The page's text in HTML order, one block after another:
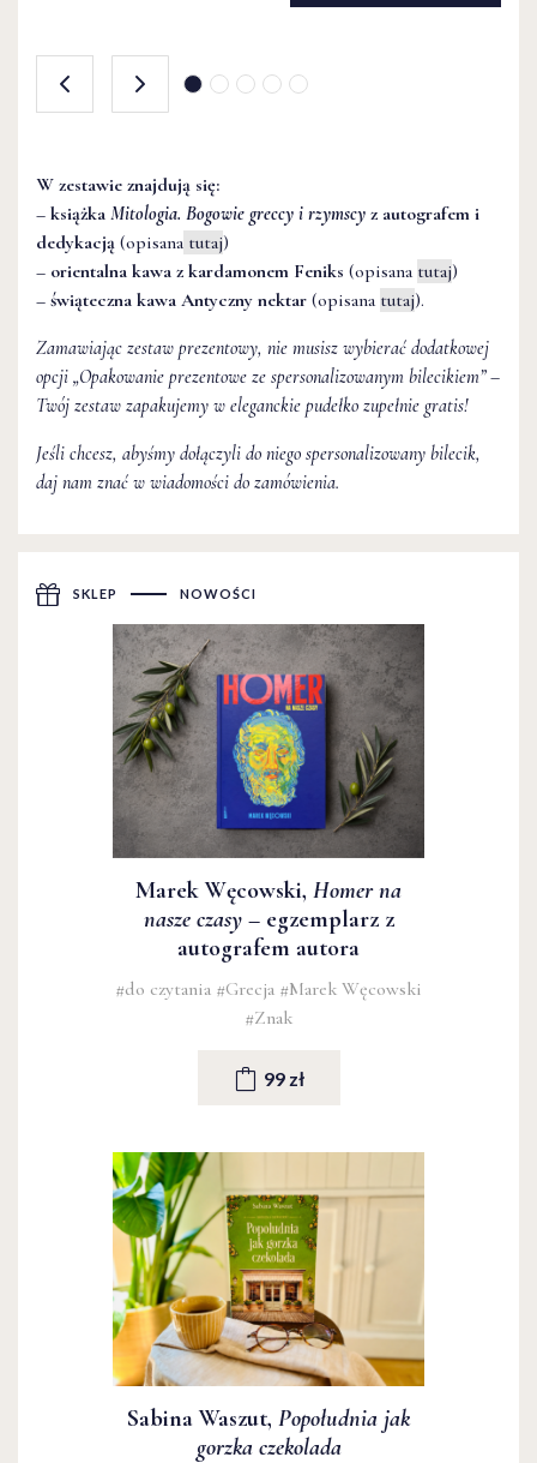
W zestawie znajdują się:
– książka Mitologia. Bogowie greccy i rzymscy z autografem i
dedykacją (opisana tutaj)
– orientalna kawa z kardamonem Feniks (opisana tutaj)
– świąteczna kawa Antyczny nektar (opisana tutaj).
Zamawiając zestaw prezentowy, nie musisz wybierać dodatkowej
opcji „Opakowanie prezentowe ze spersonalizowanym bilecikiem” –
Twój zestaw zapakujemy w eleganckie pudełko zupełnie gratis!
Jeśli chcesz, abyśmy dołączyli do niego spersonalizowany bilecik,
daj nam znać w wiadomości do zamówienia.
SKLEP NOWOŚCI
Marek Węcowski, Homer na
nasze czasy– egzemplarz z
autografem autora
#do czytania #Grecja #Marek Węcowski
#Znak
99 zł
Sabina Waszut, Popołudnia jak
gorzka czekolada